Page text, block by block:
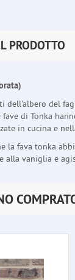
PRODOTTO
dell'albero del
fave di Tonka
in cucina e
la fava tonka
alla vaniglia e